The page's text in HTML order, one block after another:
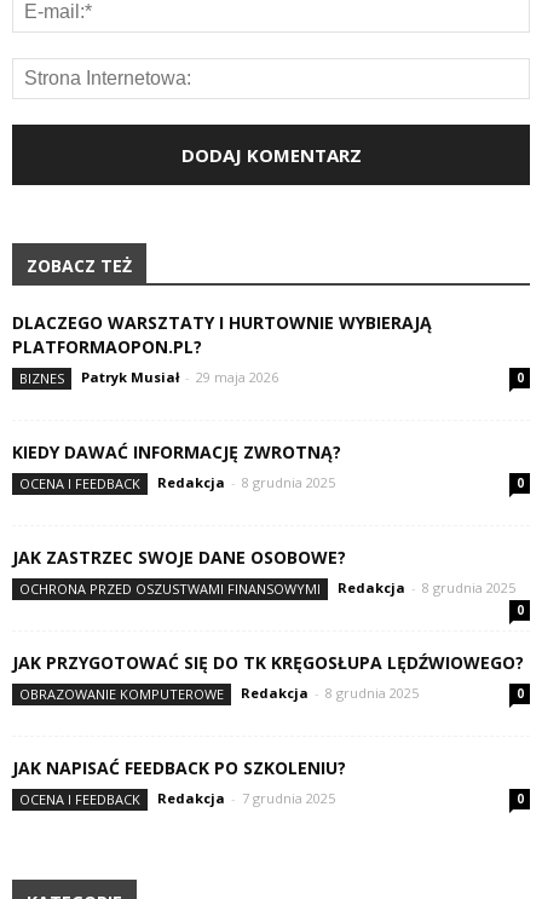
ZOBACZ TEŻ
DLACZEGO WARSZTATY I HURTOWNIE WYBIERAJĄ
PLATFORMAOPON.PL?
BIZNES Patryk Musiał - 29 maja 2026 0
KIEDY DAWAĆ INFORMACJĘ ZWROTNĄ?
OCENA I FEEDBACK Redakcja - 8 grudnia 2025 0
JAK ZASTRZEC SWOJE DANE OSOBOWE?
OCHRONA PRZED OSZUSTWAMI FINANSOWYMI Redakcja - 8 grudnia 2025
0
JAK PRZYGOTOWAĆ SIĘ DO TK KRĘGOSŁUPA LĘDŹWIOWEGO?
OBRAZOWANIE KOMPUTEROWE Redakcja - 8 grudnia 2025 0
JAK NAPISAĆ FEEDBACK PO SZKOLENIU?
OCENA I FEEDBACK Redakcja - 7 grudnia 2025 0